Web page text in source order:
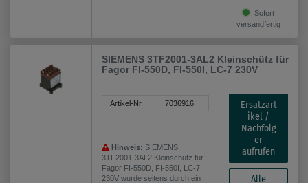
Sofort
versandfertig
SIEMENS 3TF2001-3AL2 Kleinschütz für
Fagor FI-550D, FI-550I, LC-7 230V
Artikel-Nr. 7036916
Hinweis: SIEMENS
3TF2001-3AL2 Kleinschütz für
Fagor FI-550D, FI-550I, LC-7
230V wurde seitens durch ein
Ersatzart
ikel /
Nachfolg
er
aufrufen
Alle